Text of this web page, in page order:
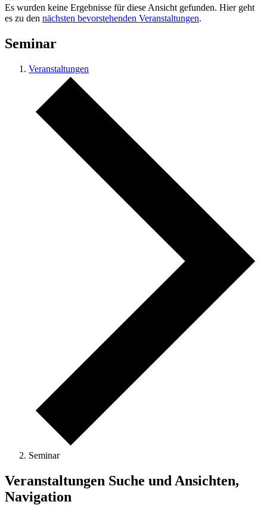
Es wurden keine Ergebnisse für diese Ansicht gefunden. Hier geht
es zu den nächsten bevorstehenden Veranstaltungen.
Seminar
Veranstaltungen
Seminar
Veranstaltungen Suche und Ansichten,
Navigation